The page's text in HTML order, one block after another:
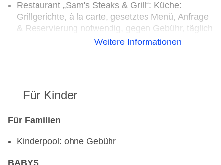
Restaurant „Sam's Steaks & Grill“: Küche:
Grillgerichte, à la carte, gesetztes Menü, Anfrage
& Reservierung notwendig, gegen Gebühr, täglich
18:00 Uhr - 23:00 Uhr, klimatisierbar,
Reservierung nicht notwendig, gegen Gebühr,
Terrasse, Kinderhochstuhl
Poolbar Outdoor „Busakorn Swim Up Bar“: täglich
Weitere Informationen
Für Kinder
Für Familien
Kinderpool: ohne Gebühr
BABYS